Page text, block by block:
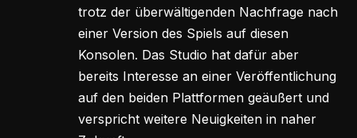
trotz der überwältigenden Nachfrage nach
einer Version des Spiels auf diesen
Konsolen. Das Studio hat dafür aber
bereits Interesse an einer Veröffentlichung
auf den beiden Plattformen geäußert und
verspricht weitere Neuigkeiten in naher